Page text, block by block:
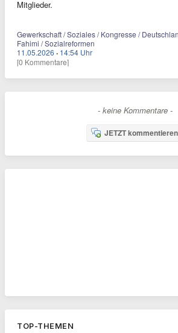
Mitglieder.
Gewerkschaft / Soziales / Kongresse /
Fahimi / Sozialreformen
11.05.2026 · 14:54 Uhr
[0 Kommentare]
- keine Kommentare -
JETZT kommentieren
TOP-THEMEN